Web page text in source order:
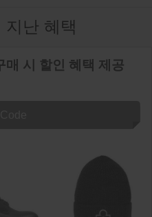
지난 혜택
매 시 할인 혜택 제공